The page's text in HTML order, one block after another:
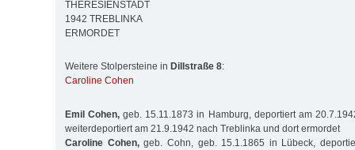
THERESIENSTADT
1942 TREBLINKA
ERMORDET
Weitere Stolpersteine in Dillstraße 8:
Caroline Cohen
Emil Cohen, geb. 15.11.1873 in Hamburg, deportiert am
weiterdeportiert am 21.9.1942 nach Treblinka und dort ermordet
Caroline Cohen,geb. Cohn, geb. 15.1.1865 in Lübeck,